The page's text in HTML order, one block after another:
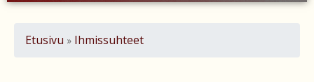
Nigel Farage vaatii ulkomaalaisten sulkemista pois sosiaalisesta
Etusivu » Ihmissuhteet